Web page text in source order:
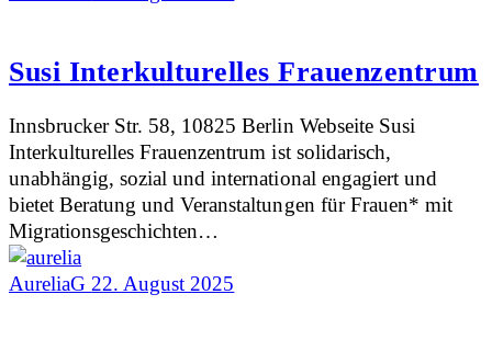
Susi Interkulturelles Frauenzentrum
Innsbrucker Str. 58, 10825 Berlin Webseite Susi
Interkulturelles Frauenzentrum ist solidarisch,
unabhängig, sozial und international engagiert und
bietet Beratung und Veranstaltungen für Frauen* mit
Migrationsgeschichten…
AureliaG22. August 2025